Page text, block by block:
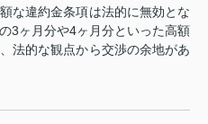
な違約金条項は法的に無効とな
3ヶ月分や4ヶ月分といった高額
法的な観点から交渉の余地があ